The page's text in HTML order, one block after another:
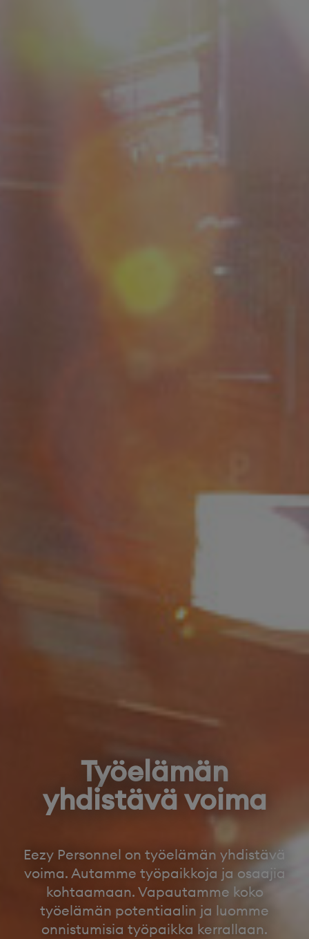
Työelämän
yhdistävä voima
Eezy Personnel on työelämän yhdistävä
voima. Autamme työpaikkoja ja osaajia
kohtaamaan. Vapautamme koko
työelämän potentiaalin ja luomme
onnistumisia työpaikka kerrallaan.